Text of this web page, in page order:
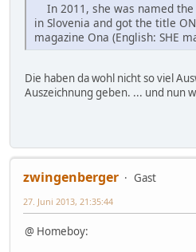
In 2011, she was named
in Slovenia and got the title
magazine Ona (English: SHE
Die haben da wohl nicht so viel
Auszeichnung geben. ... und nun
zwingenberger
Gast
27. Juni 2013, 21:35:44
@ Homeboy: